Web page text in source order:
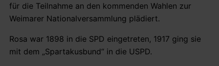
für die Teilnahme an den kommenden Wahlen zur
Weimarer Nationalversammlung plädiert.
Rosa war 1898 in die SPD eingetreten, 1917 ging sie
mit dem „Spartakusbund“ in die USPD.